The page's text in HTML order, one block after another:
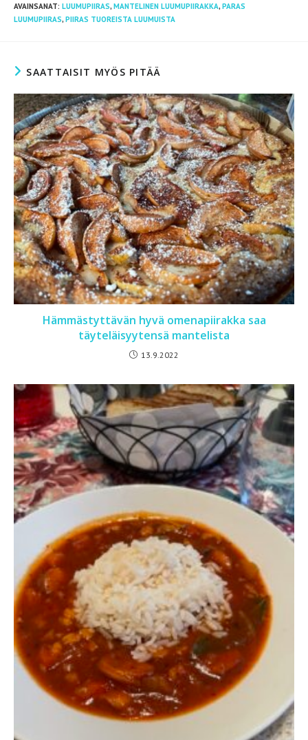
AVAINSANAT: LUUMUPIIRAS, MANTELINEN LUUMUPIIRAKKA, PARAS
LUUMUPIIRAS, PIIRAS TUOREISTA LUUMUISTA
SAATTAISIT MYÖS PITÄÄ
Hämmästyttävän hyvä omenapiirakka saa
täyteläisyytensä mantelista
13.9.2022